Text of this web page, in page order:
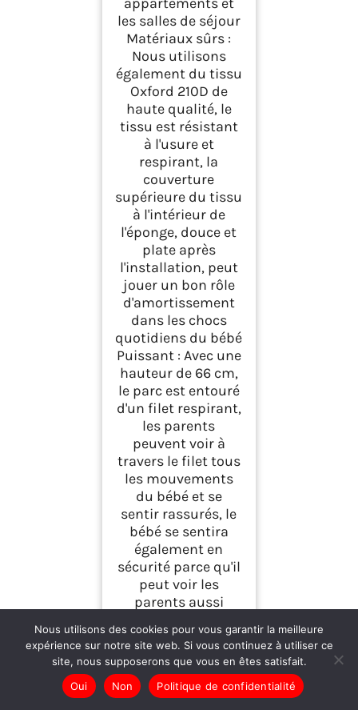
les salles de séjour
Matériaux sûrs :
Nous utilisons
également du tissu
Oxford 210D de
haute qualité, le
tissu est résistant
à l'usure et
respirant, la
couverture
supérieure du tissu
à l'intérieur de
l'éponge, douce et
plate après
l'installation, peut
jouer un bon rôle
d'amortissement
dans les chocs
quotidiens du bébé
Puissant : Avec une
hauteur de 66 cm,
le parc est entouré
d'un filet respirant,
les parents
peuvent voir à
travers le filet tous
les mouvements
du bébé et se
sentir rassurés, le
bébé se sentira
également en
sécurité parce qu'il
peut voir les
parents aussi
: Le montage et le
démontage
s'effectuent en
quelques minutes,
Nous utilisons des cookies pour vous garantir la meilleure
expérience sur notre site web. Si vous continuez à utiliser ce
site, nous supposerons que vous en êtes satisfait.
Oui
Non Politique de confidentialité